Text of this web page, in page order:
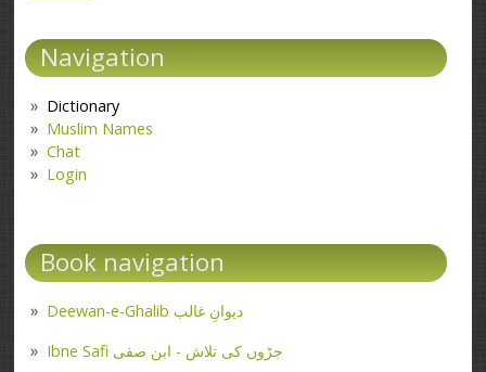
Navigation
Dictionary
Muslim Names
Chat
Login
Book navigation
Deewan-e-Ghalib دیوانِ غالب
Ibne Safi جڑوں کی تلاش - ابن صفی